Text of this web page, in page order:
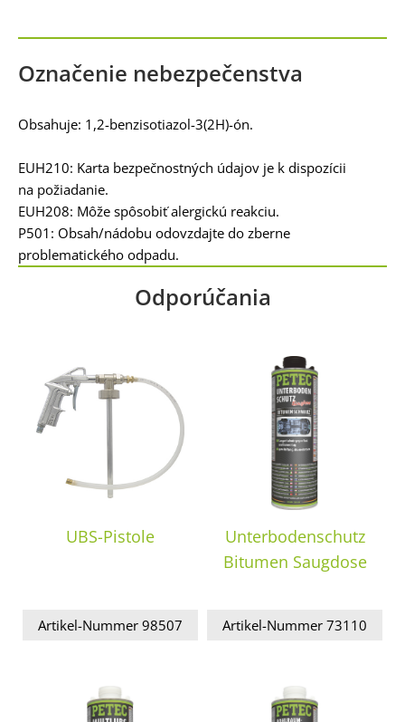
Označenie nebezpečenstva
Obsahuje: 1,2-benzisotiazol-3(2H)-ón.
EUH210: Karta bezpečnostných údajov je k dispozícii
na požiadanie.
EUH208: Môže spôsobiť alergickú reakciu.
P501: Obsah/nádobu odovzdajte do zberne
problematického odpadu.
Odporúčania
UBS-Pistole
Artikel-Nummer 98507
Unterbodenschutz
Bitumen Saugdose
Artikel-Nummer 73110